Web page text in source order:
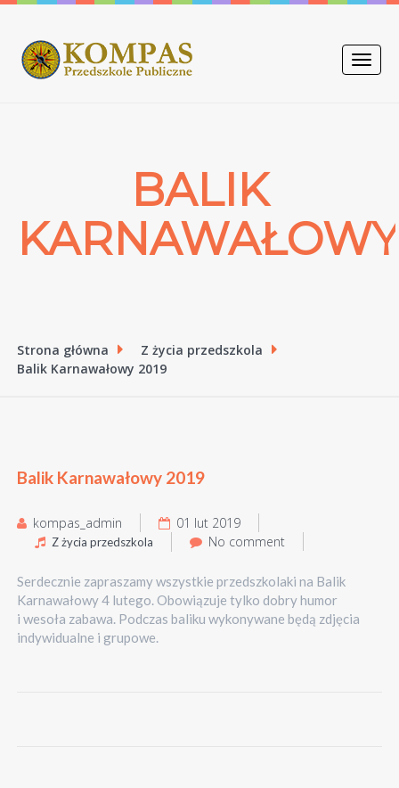
Toggle
BALIK
Strona główna
Z życia przedszkola
Balik Karnawałowy 2019
Balik Karnawałowy 2019
kompas_admin 01 lut 2019
Z życia przedszkola No comment
Serdecznie zapraszamy wszystkie przedszkolaki na Balik
Karnawałowy 4 lutego. Obowiązuje tylko dobry humor
i wesoła zabawa. Podczas baliku wykonywane będą zdjęcia
indywidualne i grupowe.